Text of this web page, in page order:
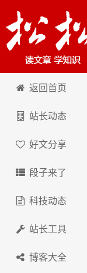
松松科技
返回首页
站长动态
好文分享
段子来了
科技动态
站长工具
博客大全